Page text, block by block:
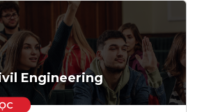
Ghi danh
Tham vấn Interlink
Engineering